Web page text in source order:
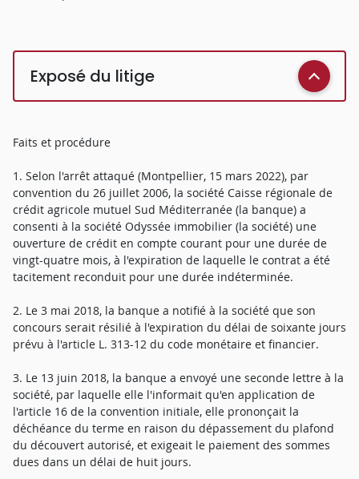
Exposé du litige
Faits et procédure
1. Selon l'arrêt attaqué (Montpellier, 15 mars 2022), par
convention du 26 juillet 2006, la société Caisse régionale de
crédit agricole mutuel Sud Méditerranée (la banque) a
consenti à la société Odyssée immobilier (la société) une
ouverture de crédit en compte courant pour une durée de
vingt-quatre mois, à l'expiration de laquelle le contrat a été
tacitement reconduit pour une durée indéterminée.
2. Le 3 mai 2018, la banque a notifié à la société que son
concours serait résilié à l'expiration du délai de soixante jours
prévu à l'article L. 313-12 du code monétaire et financier.
3. Le 13 juin 2018, la banque a envoyé une seconde lettre à la
société, par laquelle elle l'informait qu'en application de
l'article 16 de la convention initiale, elle prononçait la
déchéance du terme en raison du dépassement du plafond
du découvert autorisé, et exigeait le paiement des sommes
dues dans un délai de huit jours.